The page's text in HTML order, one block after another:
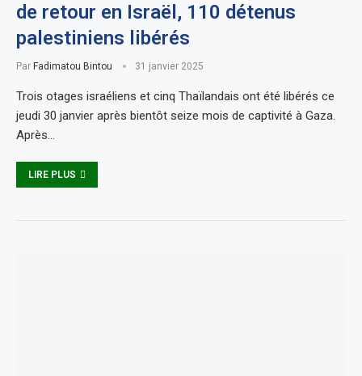
de retour en Israël, 110 détenus
palestiniens libérés
Par Fadimatou Bintou 31 janvier 2025
Trois otages israéliens et cinq Thaïlandais ont été libérés ce
jeudi 30 janvier après bientôt seize mois de captivité à Gaza.
Après…
LIRE PLUS